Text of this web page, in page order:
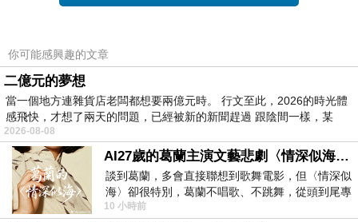
七天七夜之後，傳奇警探葉蕭帶領救援隊深入地下，
卻只救出六名生還者，同時發現大量謀殺痕跡。
六名倖存者對地底下發生的事諱莫如深，真話之中夾
雜大量謊言。
他們為什麽說謊？
你可能感興趣的文章
二億元的夢想
當一個地方連雜貨店老闆都想要兩億元時。 行文至此，2026的時光體
感飛快，才想了兩天的問題，已經被新的新聞趕過 跟陰間一樣，某
2026-08-08
AI27歲的葛蘭主演文藝悲劇〈情深似海〉 #戀上老電影 #葛蘭 #粟子
談到葛蘭，多會直接聯想到歌舞電影，但〈情深似
海〉卻很特別，葛蘭不唱歌、不跳舞，從頭到尾專
心演戲。拍攝期間，經常工作超過12個鐘
10 小時前